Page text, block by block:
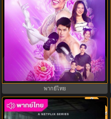
My Sexy Shadow คนโหดบานฉ่ำ
(2026) พากย์ไทย ซับไทย EP.1-10
พากย์ไทย
7.0 พากย์ไทย